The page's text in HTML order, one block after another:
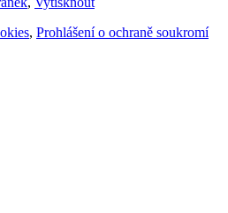
, Prohlášení o ochraně soukromí